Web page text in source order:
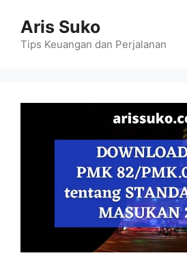
content
Aris Suko
Tips Keuangan dan Perjalanan